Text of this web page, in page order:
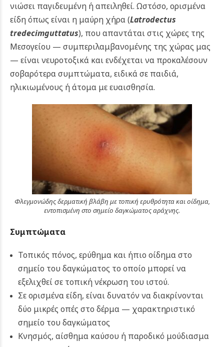
νιώσει παγιδευμένη ή απειληθεί. Ωστόσο, ορισμένα
είδη όπως είναι η μαύρη χήρα (Latrodectus
tredecimguttatus), που απαντάται στις χώρες της
Μεσογείου — συμπεριλαμβανομένης της χώρας μας
— είναι νευροτοξικά και ενδέχεται να προκαλέσουν
σοβαρότερα συμπτώματα, ειδικά σε παιδιά,
ηλικιωμένους ή άτομα με ευαισθησία.
Φλεγμονώδης δερματική βλάβη με τοπική ερυθρότητα και οίδημα,
εντοπισμένη στο σημείο δαγκώματος αράχνης.
Συμπτώματα
Τοπικός πόνος, ερύθημα και ήπιο οίδημα στο
σημείο του δαγκώματος το οποίο μπορεί να
εξελιχθεί σε τοπική νέκρωση του ιστού.
Σε ορισμένα είδη, είναι δυνατόν να διακρίνονται
δύο μικρές οπές στο δέρμα — χαρακτηριστικό
σημείο του δαγκώματος
Κνησμός, αίσθημα καύσου ή παροδικό μούδιασμα